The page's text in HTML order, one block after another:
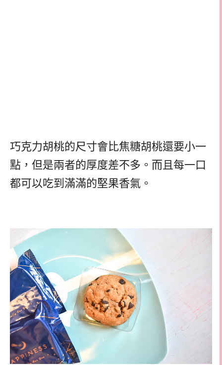
巧克力胡桃的尺寸會比焦糖胡桃還要小一
點，但是兩者的厚度差不多。而且每一口
都可以吃到滿滿的堅果香氣。